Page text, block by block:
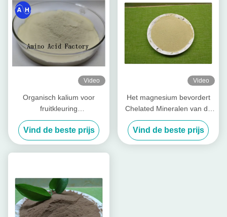
Video
Organisch kalium voor
fruitkleuring
Promotiemeststof
Vind de beste prijs
Video
Het magnesium bevordert
Chelated Mineralen van de
Installatiegroei Aminozuur
voor Blad Organische
Meststof
Vind de beste prijs